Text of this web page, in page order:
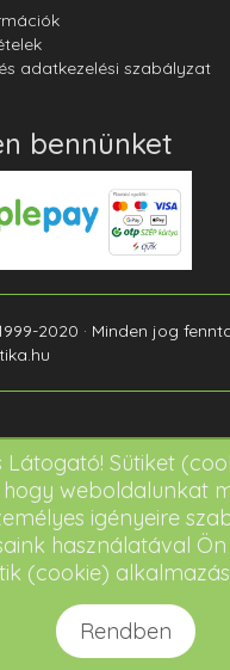
adatkezelési szabályzat
bennünket
2020 · Minden jog
Látogató! Sütiket
hogy weboldalunkat
igényeire
használatával
(cookie)
Rendben